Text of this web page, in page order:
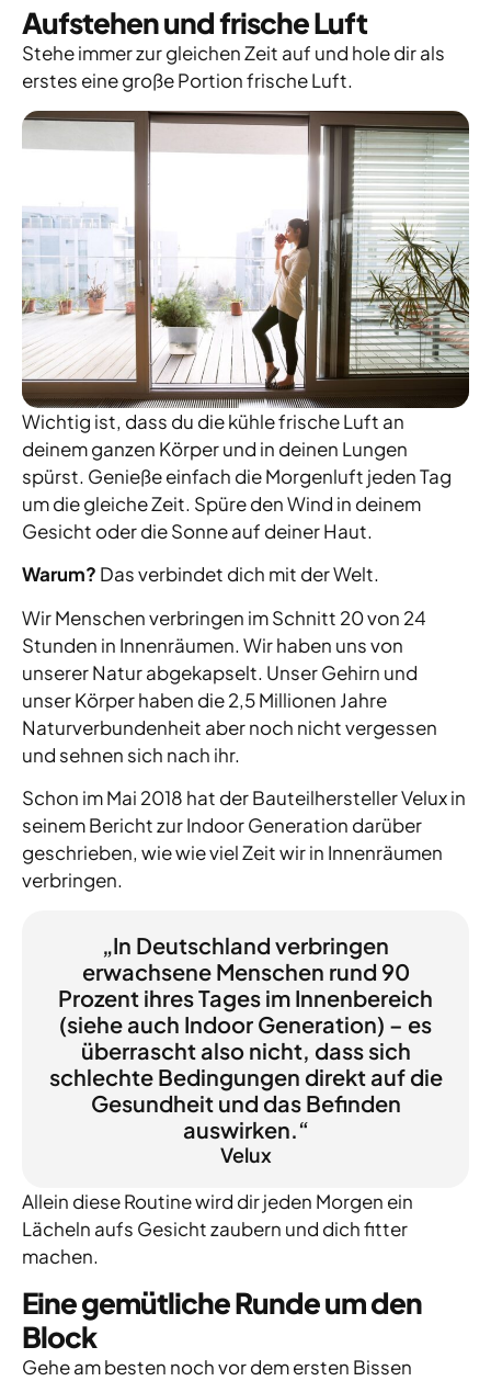
Aufstehen und frische Luft
Stehe immer zur gleichen Zeit auf und hole dir als
erstes eine große Portion frische Luft.
Wichtig ist, dass du die kühle frische Luft an
deinem ganzen Körper und in deinen Lungen
spürst. Genieße einfach die Morgenluft jeden Tag
um die gleiche Zeit. Spüre den Wind in deinem
Gesicht oder die Sonne auf deiner Haut.
Warum? Das verbindet dich mit der Welt.
Wir Menschen verbringen im Schnitt 20 von 24
Stunden in Innenräumen. Wir haben uns von
unserer Natur abgekapselt. Unser Gehirn und
unser Körper haben die 2,5 Millionen Jahre
Naturverbundenheit aber noch nicht vergessen
und sehnen sich nach ihr.
Schon im Mai 2018 hat der Bauteilhersteller Velux in
seinem Bericht zur Indoor Generation darüber
geschrieben, wie wie viel Zeit wir in Innenräumen
verbringen.
„In Deutschland verbringen
erwachsene Menschen rund 90
Prozent ihres Tages im Innenbereich
(siehe auch Indoor Generation) – es
überrascht also nicht, dass sich
schlechte Bedingungen direkt auf die
Gesundheit und das Befinden
auswirken.“
Velux
Allein diese Routine wird dir jeden Morgen ein
Lächeln aufs Gesicht zaubern und dich fitter
machen.
Eine gemütliche Runde um den
Block
Gehe am besten noch vor dem ersten Bissen